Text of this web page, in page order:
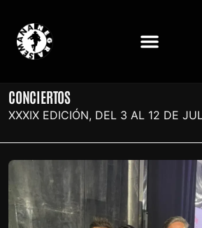
CONCIERTOS
XXXIX EDICIÓN, DEL 3 AL 12 DE